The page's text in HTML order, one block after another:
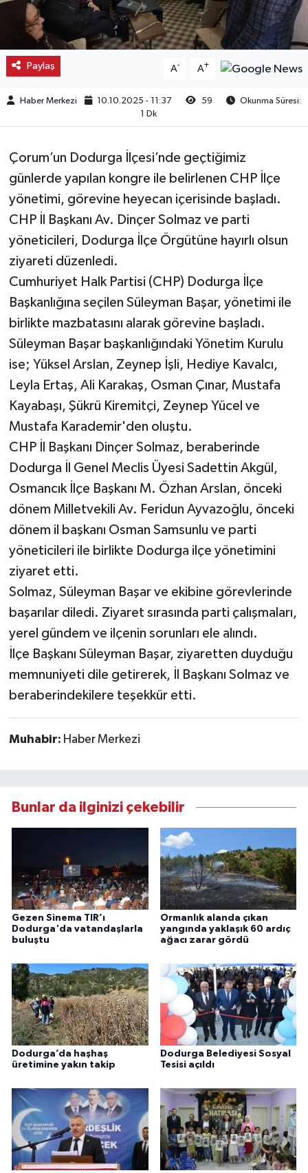
Paylaş A- A+
Haber Merkezi 10.10.2025 - 11:37 59
Okunma Süresi:
1 Dk
Çorum’un Dodurga İlçesi’nde geçtiğimiz
günlerde yapılan kongre ile belirlenen CHP İlçe
yönetimi, görevine heyecan içerisinde başladı.
CHP İl Başkanı Av. Dinçer Solmaz ve parti
yöneticileri, Dodurga İlçe Örgütüne hayırlı olsun
ziyareti düzenledi.
Cumhuriyet Halk Partisi (CHP) Dodurga İlçe
Başkanlığına seçilen Süleyman Başar, yönetimi ile
birlikte mazbatasını alarak görevine başladı.
Süleyman Başar başkanlığındaki Yönetim Kurulu
ise; Yüksel Arslan, Zeynep İşli, Hediye Kavalcı,
Leyla Ertaş, Ali Karakaş, Osman Çınar, Mustafa
Kayabaşı, Şükrü Kiremitçi, Zeynep Yücel ve
Mustafa Karademir'den oluştu.
CHP İl Başkanı Dinçer Solmaz, beraberinde
Dodurga İl Genel Meclis Üyesi Sadettin Akgül,
Osmancık İlçe Başkanı M. Özhan Arslan, önceki
dönem Milletvekili Av. Feridun Ayvazoğlu, önceki
dönem il başkanı Osman Samsunlu ve parti
yöneticileri ile birlikte Dodurga ilçe yönetimini
ziyaret etti.
Solmaz, Süleyman Başar ve ekibine görevlerinde
başarılar diledi. Ziyaret sırasında parti çalışmaları,
yerel gündem ve ilçenin sorunları ele alındı.
İlçe Başkanı Süleyman Başar, ziyaretten duyduğu
memnuniyeti dile getirerek, İl Başkanı Solmaz ve
beraberindekilere teşekkür etti.
Muhabir: Haber Merkezi
Bunlar da ilginizi çekebilir
Gezen Sinema TIR’ı
Dodurga'da vatandaşlarla
buluştu
Ormanlık alanda çıkan
yangında yaklaşık 60 ardıç
ağacı zarar gördü
Dodurga’da haşhaş
üretimine yakın takip
Dodurga Belediyesi Sosyal
Tesisi açıldı
Kargı
Laçin
Mecitözü
Oğuzlar
Ortaköy
Osmancık
Sungurlu
Sağlık